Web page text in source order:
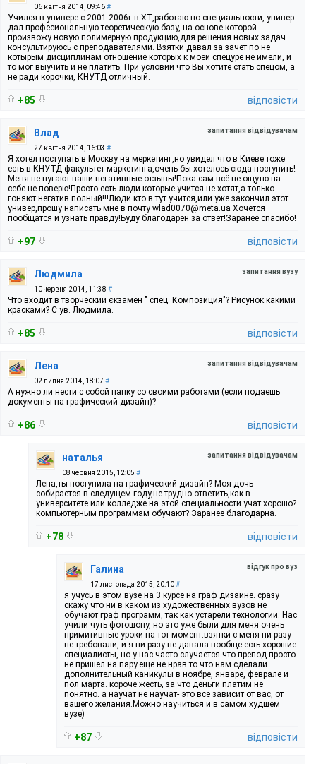
06 квітня 2014, 09:46#
Учился в универе с 2001-2006г в ХТ,работаю по специальности, универ
дал професиональную теоретическую базу, на основе которой
произвожу новую полимерную продукцию,для решения новых задач
консультируюсь с преподавателями. Взятки давал за зачет по не
котырым дисциплинам отношение которых к моей спецуре не имели, и
то мог выучить и не платить. При условии что Вы хотите стать спецом, а
не ради корочки, КНУТД отличный.
+85 відповісти
запитання відвідувачам
Влад
27 квітня 2014, 16:03 #
Я хотел поступать в Москву на меркетинг,но увидел что в Киеве тоже
есть в КНУТД факультет маркетинга,очень бы хотелось сюда поступить!
Меня не пугают ваши негативные отзывы!Пока сам всё не ощутю на
себе не поверю!Просто есть люди которые учится не хотят,а только
гоняют негатив полный!!!Люди кто в тут учится,или уже закончил этот
универ,прошу написать мне в почту wlad0070@meta.ua Хочется
пообщатся и узнать правду!Буду благодарен за ответ!Заранее спасибо!
+97 відповісти
запитання вузу
Людмила
10 червня 2014, 11:38 #
Что входит в творческий єкзамен " спец. Композиция"? Рисунок какими
красками? С ув. Людмила.
+85 відповісти
запитання відвідувачам
Лена
02 липня 2014, 18:07 #
А нужно ли нести с собой папку со своими работами (если подаешь
документы на графический дизайн)?
+86 відповісти
запитання відвідувачам
наталья
08 червня 2015, 12:05 #
Лена,ты поступила на графический дизайн? Моя дочь
собирается в следущем году,не трудно ответить,как в
университете или колледже на этой специальности учат хорошо?
компьютерным программам обучают? Заранее благодарна.
+78 відповісти
відгук про вуз
Галина
17 листопада 2015, 20:10#
я учусь в этом вузе на 3 курсе на граф дизайне. сразу
скажу что ни в каком из художественных вузов не
обучают граф программ, так как устарели технологии. Нас
учили чуть фотошопу, но это уже были для меня очень
примитивные уроки на тот момент.взятки с меня ни разу
не требовали, и я ни разу не давала.вообще есть хорошие
специалисты, но у нас часто случается что препод просто
не пришел на пару.еще не нрав то что нам сделали
дополнительный каникулы в ноябре, январе, феврале и
пол марта. короче жесть, за что деньги платим не
понятно. а научат не научат- это все зависит от вас, от
вашего желания.Можно научиться и в самом худшем
вузе)
+87 відповісти